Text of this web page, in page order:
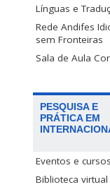
Línguas e
Rede Andifes
sem Fronteiras
Sala de Aula
PESQUISA E
PRÁTICA EM
Eventos e cursos
Biblioteca virtual